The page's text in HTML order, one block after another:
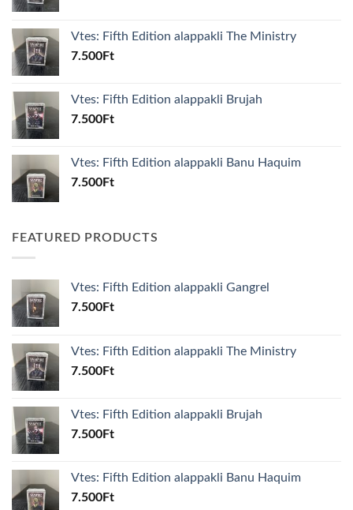
Vtes: Fifth Edition alappakli The Ministry
7.500Ft
Vtes: Fifth Edition alappakli Brujah
7.500Ft
Vtes: Fifth Edition alappakli Banu Haquim
7.500Ft
FEATURED PRODUCTS
Vtes: Fifth Edition alappakli Gangrel
7.500Ft
Vtes: Fifth Edition alappakli The Ministry
7.500Ft
Vtes: Fifth Edition alappakli Brujah
7.500Ft
Vtes: Fifth Edition alappakli Banu Haquim
7.500Ft